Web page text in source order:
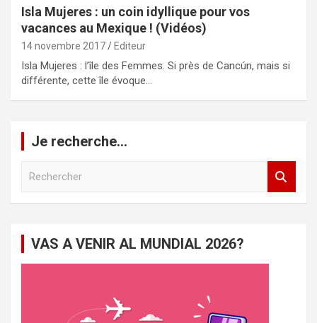
Isla Mujeres : un coin idyllique pour vos
vacances au Mexique ! (Vidéos)
14 novembre 2017 Editeur
Isla Mujeres : l’île des Femmes. Si près de Cancún, mais si
différente, cette île évoque…
Je recherche…
VAS A VENIR AL MUNDIAL 2026?